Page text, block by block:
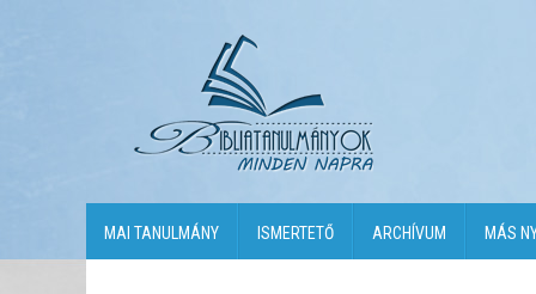
MAI TANULMÁNY ISMERTETŐ ARCHÍVUM MÁS